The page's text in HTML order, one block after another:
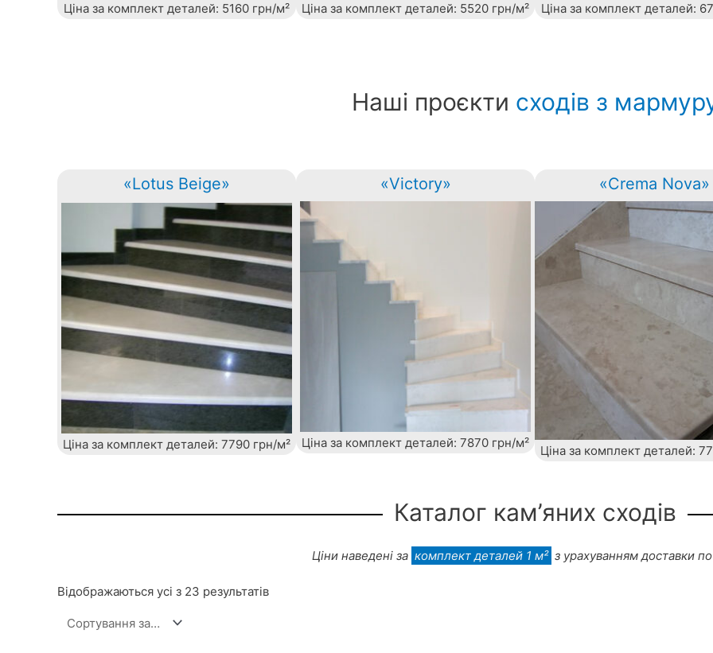
Ціна за комплект деталей: 5160 грн/м² Ціна за комплект деталей: 5520 грн/м² Ціна за комплект деталей:
Наші проєкти сходів з
«Lotus Beige»
Ціна за комплект деталей: 7790 грн/м²
«Victory»
Ціна за комплект деталей: 7870 грн/м²
«Crema Nova»
Ціна за комплект деталей:
Каталог кам’яних сходів
Ціни наведені за комплект деталей 1 м² з урахуванням доставки по
Відображаються усі з 23 результатів